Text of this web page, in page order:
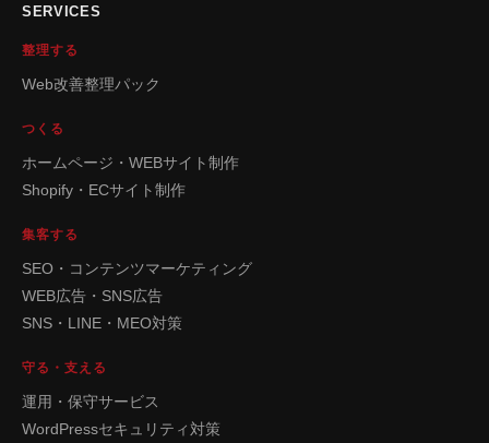
SERVICES
整理する
Web改善整理パック
つくる
ホームページ・WEBサイト制作
Shopify・ECサイト制作
集客する
SEO・コンテンツマーケティング
WEB広告・SNS広告
SNS・LINE・MEO対策
守る・支える
運用・保守サービス
WordPressセキュリティ対策